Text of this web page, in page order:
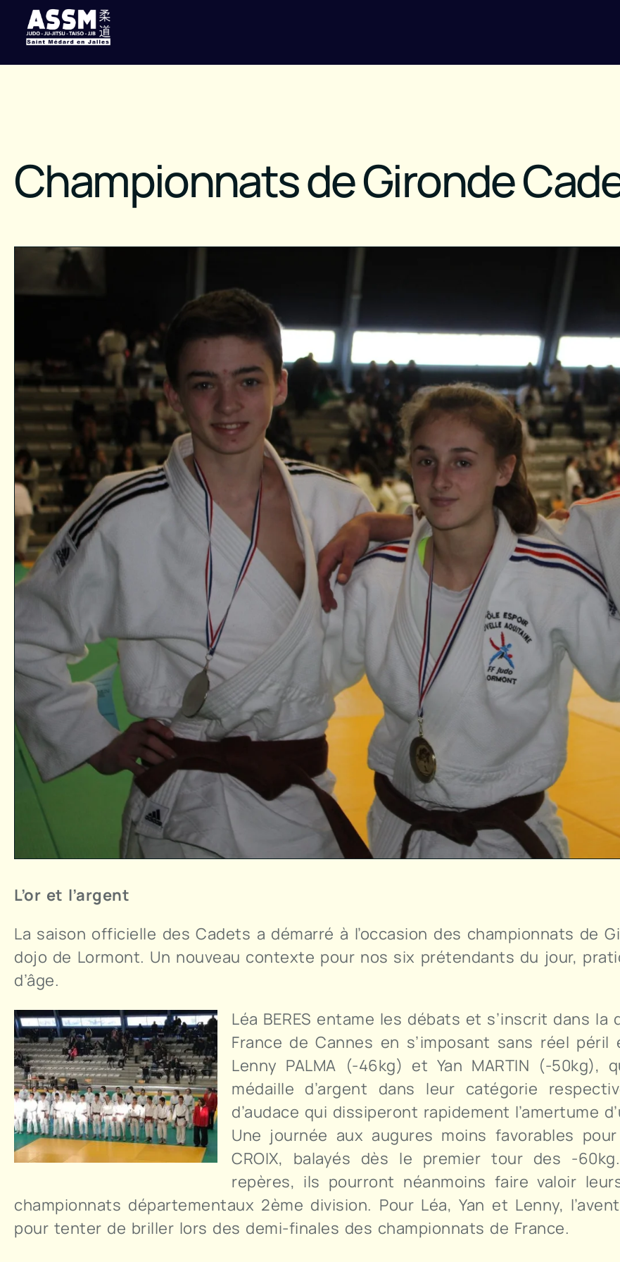
Championnats de Gironde
L’or et l’argent
La saison officielle des Cadets a démarré à l’occasion des championnats de
dojo de Lormont. Un nouveau contexte pour nos six prétendants du jour,
d’âge.
Léa BERES entame les débats et s’inscrit dans
France de Cannes en s’imposant sans réel
Lenny PALMA (-46kg) et Yan MARTIN (-
médaille d’argent dans leur catégorie
d’audace qui dissiperont rapidement l’amertume
Une journée aux augures moins favorables pour
CROIX, balayés dès le premier tour des -
repères, ils pourront néanmoins faire valoir
championnats départementaux 2ème division. Pour Léa, Yan et Lenny,
pour tenter de briller lors des demi-finales des championnats de France.